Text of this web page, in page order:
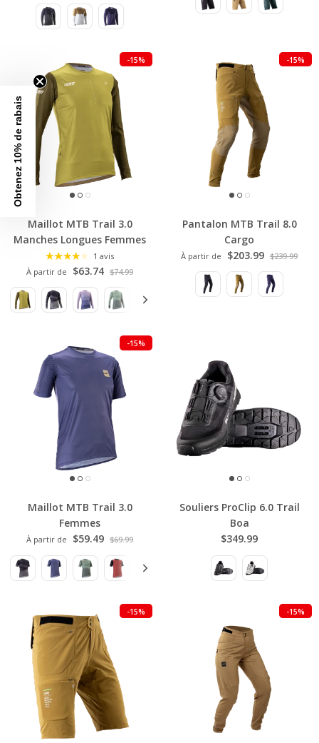
-15%
Maillot MTB Trail 3.0
Manches Longues Femmes
1 avis
À partir de
$63.74 $74.99
-15%
Pantalon MTB Trail 8.0
Cargo
À partir de $203.99 $239.99
-15%
Maillot MTB Trail 3.0
Femmes
À partir de $59.49 $69.99
Souliers ProClip 6.0 Trail
Boa
$349.99
-15% -15%
Obtenez 10% de rabais